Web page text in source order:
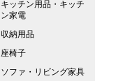
キッチン用品・キッチ
ン家電
収納用品
座椅子
ソファ・リビング家具